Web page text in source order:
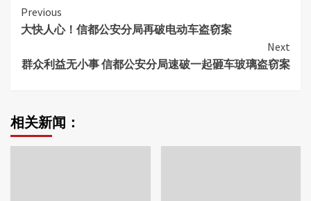
Continue
Reading
Previous
大快人心！信都公安分局再破电动车盗窃案
Next
群众利益无小事 信都公安分局速破一起砸车玻璃盗窃案
相关新闻：